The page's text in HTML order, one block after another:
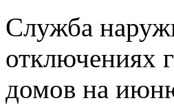
Служба
отключениях
домов на